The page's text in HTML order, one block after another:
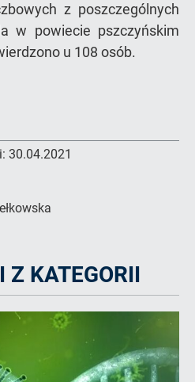
z poszczególnych
w powiecie pszczyńskim
u 108 osób.
30.04.2021
Z KATEGORII